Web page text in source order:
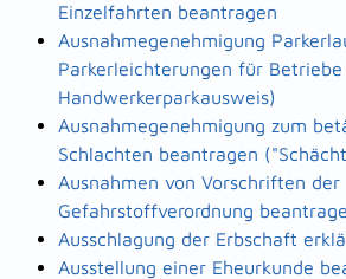
Einzelfahrten beantragen
Ausnahmegenehmigung
Parkerleichterungen für Betriebe
Handwerkerparkausweis)
Ausnahmegenehmigung zum
Schlachten beantragen
Ausnahmen von Vorschriften der
Gefahrstoffverordnung
Ausschlagung der Erbschaft
Ausstellung einer Eheurkunde